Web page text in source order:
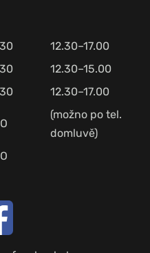
12.30–17.00
12.30–15.00
12.30–17.00
(možno po tel.
domluvě)